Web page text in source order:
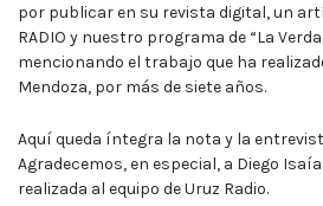
por publicar en su revista digital, un
RADIO y nuestro programa de “La
mencionando el trabajo que ha
Mendoza, por más de siete años.
Aquí queda íntegra la nota y la
Agradecemos, en especial, a Diego
realizada al equipo de Uruz Radio.